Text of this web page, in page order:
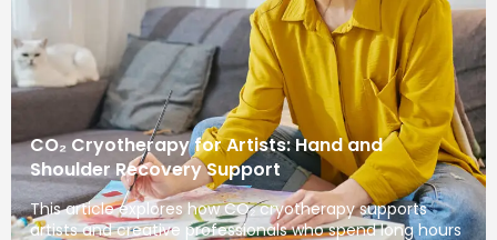
CO₂ Cryotherapy for Artists: Hand and
Shoulder Recovery Support
This article explores how CO₂ cryotherapy supports
artists and creative professionals who spend long hours